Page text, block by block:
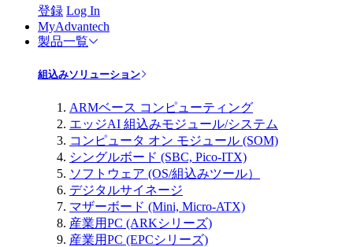
登録 Log In
MyAdvantech
製品一覧
組込みソリューション
ARMベース コンピューティング
エッジAI 組込みモジュール/システム
コンピュータ オン モジュール (SOM)
シングルボード (SBC, Pico-ITX)
ソフトウェア (OS/組込みツール）
デジタルサイネージ
マザーボード (Mini, Micro-ATX)
産業用PC (ARKシリーズ)
産業用PC (EPCシリーズ)